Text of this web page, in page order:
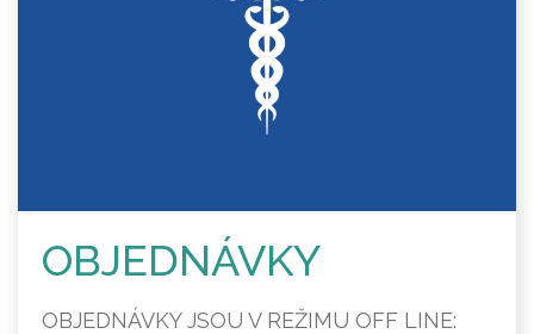
OBJEDNÁVKY
OBJEDNÁVKY JSOU V REŽIMU OFF LINE: